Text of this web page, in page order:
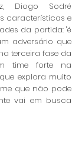
Diogo Sodré
características e
da partida: "é
adversário que
terceira fase da
time forte na
explora muito
que não pode
vai em busca